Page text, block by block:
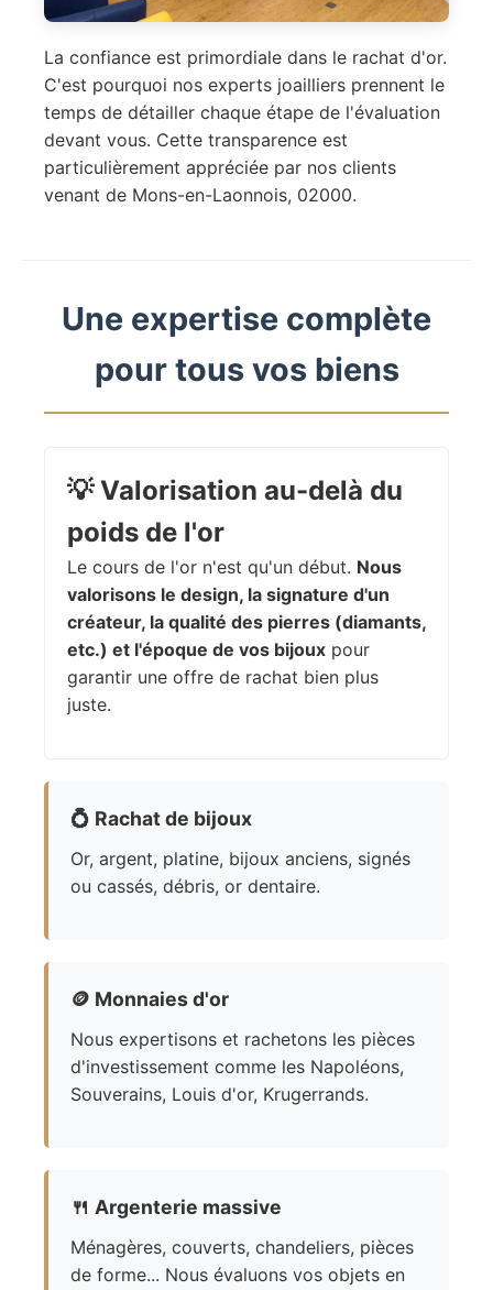
La confiance est primordiale dans le rachat d'or.
C'est pourquoi nos experts joailliers prennent le
temps de détailler chaque étape de l'évaluation
devant vous. Cette transparence est
particulièrement appréciée par nos clients
venant de Mons-en-Laonnois, 02000.
Une expertise complète
pour tous vos biens
💡Valorisation au-delà du
poids de l'or
Le cours de l'or n'est qu'un début. Nous
valorisons le design, la signature d'un
créateur, la qualité des pierres (diamants,
etc.) et l'époque de vos bijoux pour
garantir une offre de rachat bien plus
juste.
💍 Rachat de bijoux
Or, argent, platine, bijoux anciens, signés
ou cassés, débris, or dentaire.
🪙 Monnaies d'or
Nous expertisons et rachetons les pièces
d'investissement comme les Napoléons,
Souverains, Louis d'or, Krugerrands.
🍴 Argenterie massive
Ménagères, couverts, chandeliers, pièces
de forme... Nous évaluons vos objets en